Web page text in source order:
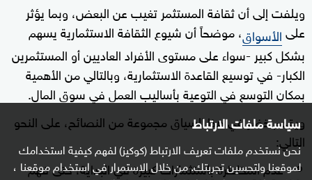
سياسة ملفات الارتباط
نحن نستخدم ملفات تعريف الارتباط (كوكيز) لفهم كيفية استخدامك
لموقعنا ولتحسين تجربتك. من خلال الاستمرار في استخدام موقعنا ،
ويلفت إلى أن ثقافة المستثمر تغيب عن البعض، وبما يؤثر
علىالأسواق، موضحاً أن شيوع الثقافة الاستثمارية يسهم
بشكل كبير -سواء على مستوى الأفراد العاديين أو المستثمرين
الكبار- في توسيع القاعدة الاستثمارية، وبالتالي من الأهمية
بمكان التوسع في التوعية بأساليب العمل في سوق المال.
ويقدم خضر في هذا السياق مجموعة من النصائح، على النحو
التالي:
عدم المخاطرة باستثمارات كبيرة في البداية، حتى فهم